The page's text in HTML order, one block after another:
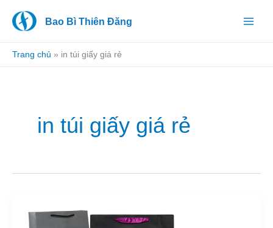
dung
Bao Bì Thiên Đăng
Trang chủ » in túi giấy giá rẻ
in túi giấy giá rẻ
công
ty